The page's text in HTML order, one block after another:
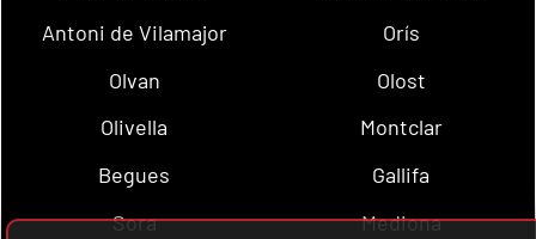
Antoni de Vilamajor
Orís
Olvan
Olost
Olivella
Montclar
Begues
Gallifa
Sora
Mediona